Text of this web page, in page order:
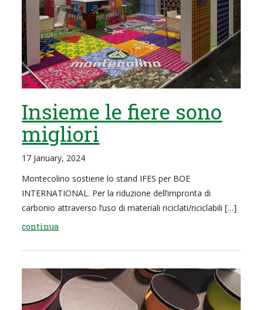
Insieme le fiere sono
migliori
17 January, 2024
Montecolino sostiene lo stand IFES per BOE
INTERNATIONAL. Per la riduzione dell’impronta di
carbonio attraverso l’uso di materiali riciclati/riciclabili […]
continua